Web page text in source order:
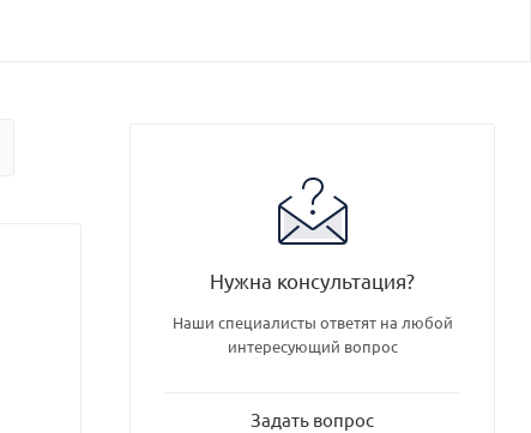
Нужна консультация?
Наши специалисты ответят на любой
интересующий вопрос
Задать вопрос